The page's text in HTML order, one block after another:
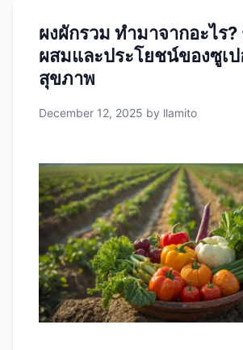
เปรียบเทียบผงผักรวม vs ผักสด: ข้อดี
ด้านคุณค่าทางโภชนาการ ผงผักรว
ความสะดวกและการใช้งาน ผงผักรว
การพกพา เดินทางได้
ประหยัดเวลา
ผสมเครื่องดื่มได้ทัน
ผงผักรวม ทำมาจากอะไร
ผสมและประโยชน์ของซูเ
สุขภาพ
December 12, 2025 by llamito